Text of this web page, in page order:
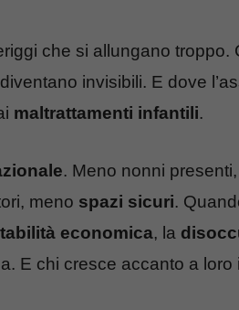
che si allungano troppo.
invisibili. E dove
maltrattamenti infantili.
. Meno nonni
meno spazi sicuri.
economica, la
E chi cresce accanto a